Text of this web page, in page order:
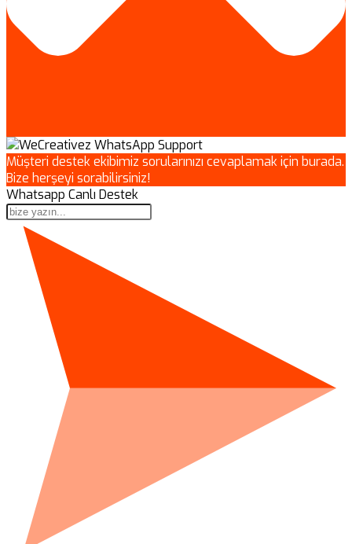
Müşteri destek ekibimiz sorularınızı cevaplamak için burada.
Bize herşeyi sorabilirsiniz!
Whatsapp Canlı Destek